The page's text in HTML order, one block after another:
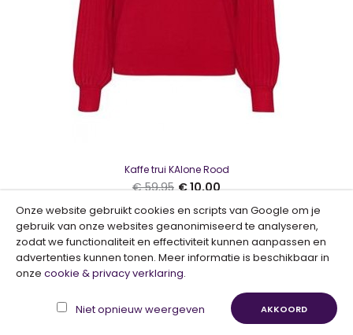
Onze website gebruikt cookies en scripts van Google om je
gebruik van onze websites geanonimiseerd te analyseren,
zodat we functionaliteit en effectiviteit kunnen aanpassen en
advertenties kunnen tonen. Meer informatie is beschikbaar in
onze cookie & privacy verklaring.
Niet opnieuw weergeven AKKOORD
Kaffe O-neck pullover KALizza Elephant Skin Melange
€ 49,95 € 10,00
Kaffe trui KAlone Rood
€ 59,95 € 10,00